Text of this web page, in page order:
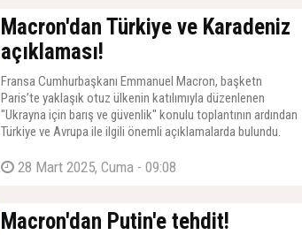
Macron'dan Türkiye ve Karadeniz
açıklaması!
Fransa Cumhurbaşkanı Emmanuel Macron, başketn
Paris’te yaklaşık otuz ülkenin katılımıyla düzenlenen
"Ukrayna için barış ve güvenlik" konulu toplantının ardından
Türkiye ve Avrupa ile ilgili önemli açıklamalarda bulundu.
28 Mart 2025, Cuma - 09:08
Macron'dan Putin'e tehdit!